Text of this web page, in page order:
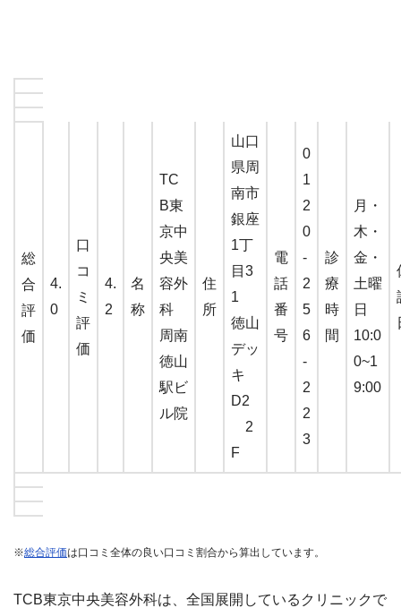
総
合
評
価
4.
0
口
コ
ミ
評
価
4.
2
名
称
TC
B東
京中
央美
容外
科
周南
徳山
駅ビ
ル院
住
所
山口
県周
南市
銀座
1丁
目3
1
徳山
デッ
キ
D2
2
F
電
話
番
号
0
1
2
0
-
2
5
6
-
2
2
3
診
療
時
間
月・
木・
金・
土曜
日
10:0
0~1
9:00
※総合評価は口コミ全体の良い口コミ割合から算出しています。
TCB東京中央美容外科は、 全国 展開しているクリニックで